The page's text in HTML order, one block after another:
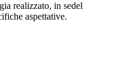
realizzato, in sedel
aspettative.